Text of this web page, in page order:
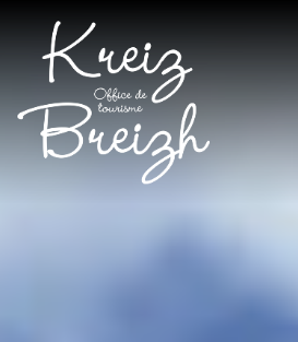
Panneau de gestion des cookies